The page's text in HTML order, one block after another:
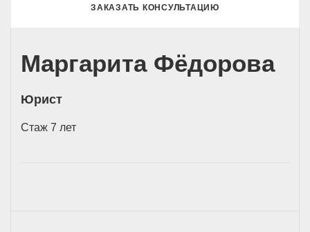
ЗАКАЗАТЬ КОНСУЛЬТАЦИЮ
Маргарита Фёдорова
Юрист
Стаж 7 лет